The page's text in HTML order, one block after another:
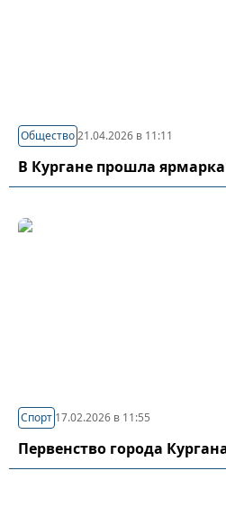
Общество21.04.2026 в 11:11
В Кургане прошла
Спорт 17.02.2026 в 11:55
Первенство города